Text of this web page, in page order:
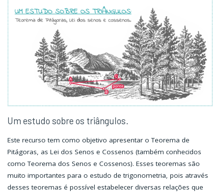
Gelosia"
Gelosia"
Um estudo sobre os triângulos.
Este recurso tem como objetivo apresentar o Teorema de
Pitágoras, as Lei dos Senos e Cossenos (também conhecidos
como Teorema dos Senos e Cossenos). Esses teoremas são
muito importantes para o estudo de trigonometria, pois através
desses teoremas é possível estabelecer diversas relações que